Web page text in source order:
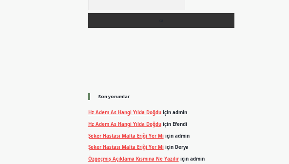
Son yorumlar
Hz Adem As Hangi Yılda Doğduiçin admin
Hz Adem As Hangi Yılda Doğduiçin Efendi
Şeker Hastası Malta Eriği Yer Miiçin admin
Şeker Hastası Malta Eriği Yer Miiçin Derya
Özgeçmiş Açıklama Kısmına Ne Yazılıriçin admin